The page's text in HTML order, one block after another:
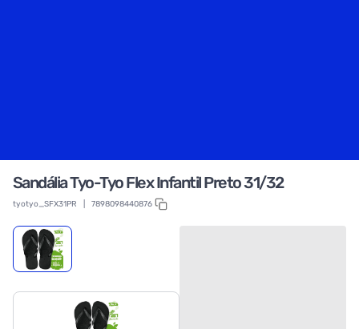
Sandália Tyo-Tyo Flex Infantil Preto 31/32
tyotyo_SFX31PR 7898098440876